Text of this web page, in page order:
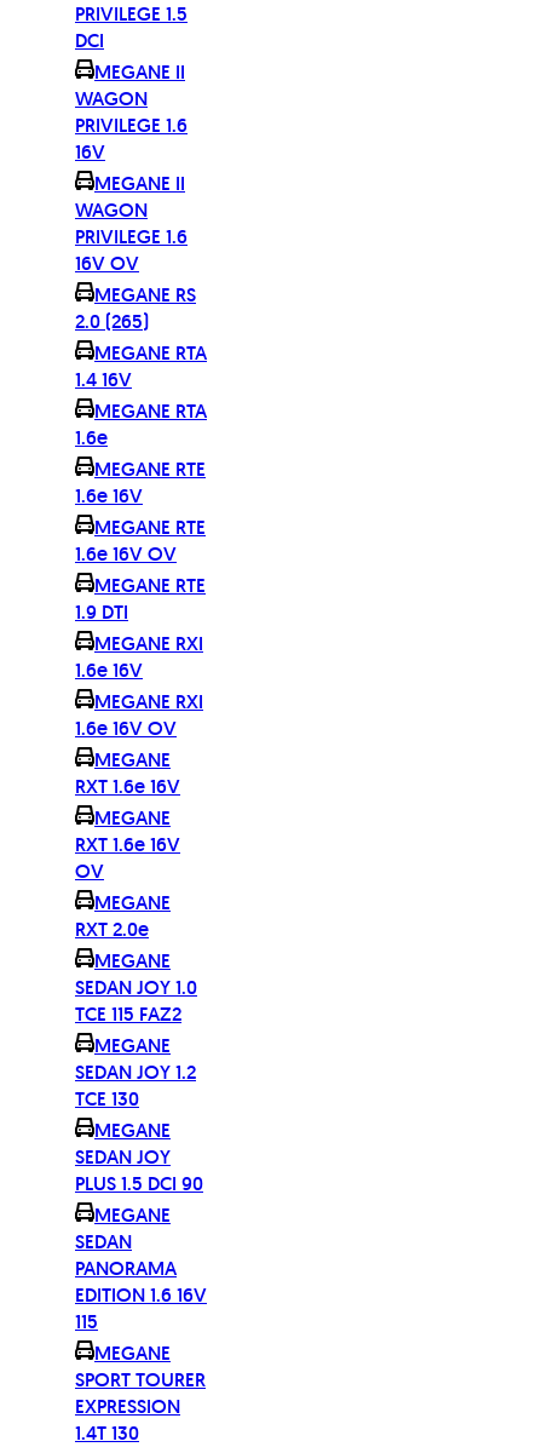
PRIVILEGE 1.5
DCI
MEGANE II
WAGON
PRIVILEGE 1.6
16V
MEGANE II
WAGON
PRIVILEGE 1.6
16V OV
MEGANE RS
2.0 (265)
MEGANE RTA
1.4 16V
MEGANE RTA
1.6e
MEGANE RTE
1.6e 16V
MEGANE RTE
1.6e 16V OV
MEGANE RTE
1.9 DTI
MEGANE RXI
1.6e 16V
MEGANE RXI
1.6e 16V OV
MEGANE
RXT 1.6e 16V
MEGANE
RXT 1.6e 16V
OV
MEGANE
RXT 2.0e
MEGANE
SEDAN JOY 1.0
TCE 115 FAZ2
MEGANE
SEDAN JOY 1.2
TCE 130
MEGANE
SEDAN JOY
PLUS 1.5 DCI 90
MEGANE
SEDAN
PANORAMA
EDITION 1.6 16V
115
MEGANE
SPORT TOURER
EXPRESSION
1.4T 130